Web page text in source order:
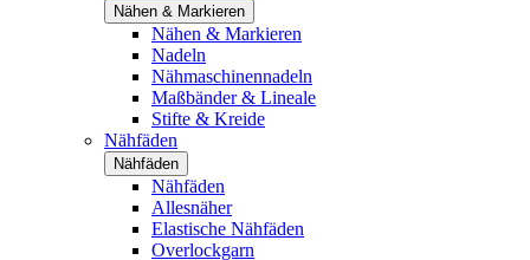
Nähen & Markieren
Nähen & Markieren
Nadeln
Nähmaschinennadeln
Maßbänder & Lineale
Stifte & Kreide
Nähfäden
Nähfäden
Nähfäden
Allesnäher
Elastische Nähfäden
Overlockgarn